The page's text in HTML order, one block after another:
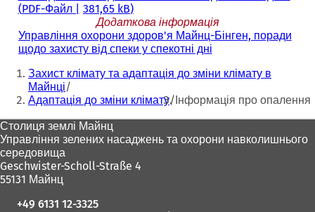
PDF-Файл
381,65 kB
Додаткова інформація
Управління охорони здоров'я Майнц-Бінген, поради
щодо захисту від спеки у спекотні дні
і
к
р
в
Ти
тут:
Захист клімату та адаптація до зміни клімату в
Майнці
Адаптація до зміни клімату Інформація про опалення
Зона
для
ніг
Столиця землі Майнц
Управління зелених насаджень та охорони навколишнього
середовища
Geschwister-Scholl-Straße 4
55131 Майнц
+49 6131 12-3325